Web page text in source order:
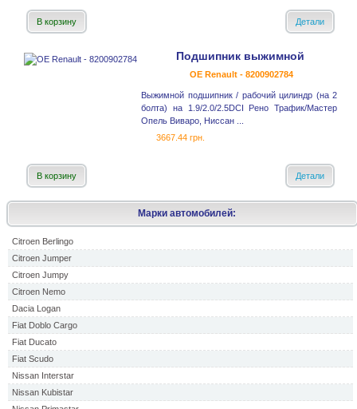
Марки автомобилей:
Citroen Berlingo
Citroen Jumper
Citroen Jumpy
Citroen Nemo
Dacia Logan
Fiat Doblo Cargo
Fiat Ducato
Fiat Scudo
Nissan Interstar
Nissan Kubistar
В корзину Детали
Подшипник выжимной
OE Renault - 8200902784
Выжимной подшипник / рабочий цилиндр (на 2
болта) на 1.9/2.0/2.5DCI Рено Трафик/Мастер
Опель Виваро, Ниссан ...
3667.44 грн.
В корзину Детали